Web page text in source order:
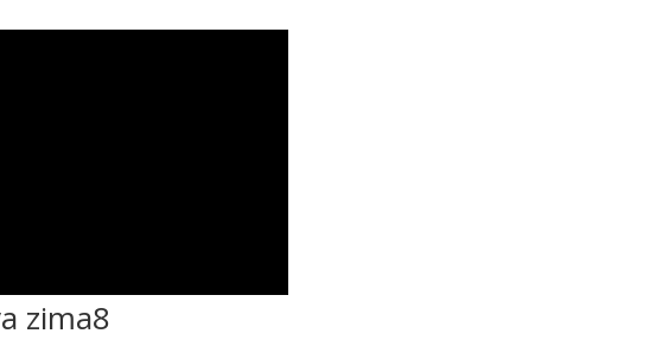
zima8